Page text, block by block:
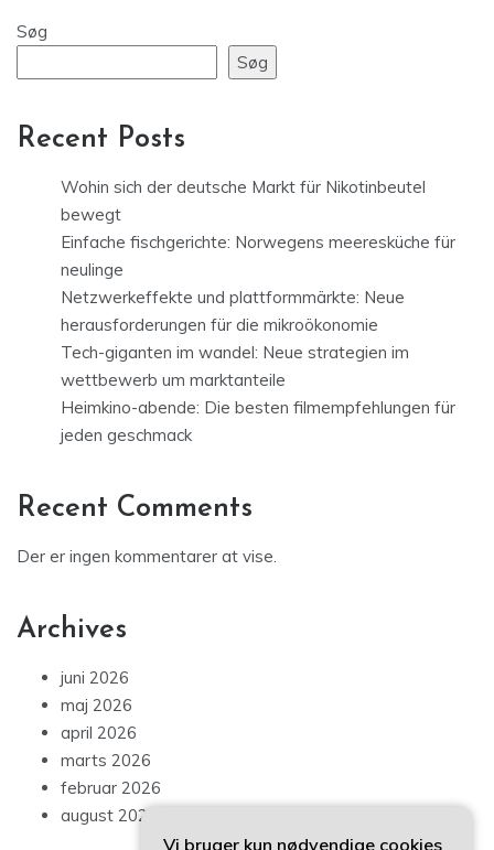
Søg
Søg
Recent Posts
Wohin sich der deutsche Markt für Nikotinbeutel
bewegt
Einfache fischgerichte: Norwegens meeresküche für
neulinge
Netzwerkeffekte und plattformmärkte: Neue
herausforderungen für die mikroökonomie
Tech-giganten im wandel: Neue strategien im
wettbewerb um marktanteile
Heimkino-abende: Die besten filmempfehlungen für
jeden geschmack
Recent Comments
Der er ingen kommentarer at vise.
Archives
juni 2026
maj 2026
april 2026
marts 2026
februar 2026
august 2025
Vi bruger kun nødvendige cookies